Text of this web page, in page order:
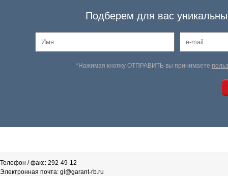
Подберем для вас
*Нажимая кнопку ОТПРАВИТЬ вы принимаете
Телефон / факс: 292-49-12
Электронная почта: gl@garant-rb.ru